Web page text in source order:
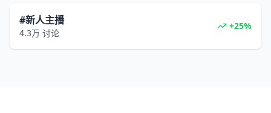
#新人主播
4.3万 讨论
+25%